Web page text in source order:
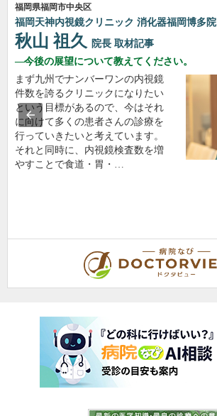
福岡県福岡市中央区
福岡天神内視鏡クリニック 消化器福岡博多院
秋山 祖久 院長 取材記事
今後の展望について教えてください。
まず九州でナンバーワンの内視鏡
件数を誇るクリニックになりたい
という目標があるので、今はそれ
に向けて多くの患者さんの診療を
行っていきたいと考えています。
それと同時に、内視鏡検査数を増
やすことで食道・胃・…